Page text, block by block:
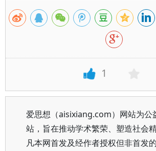
1
爱思想（aisixiang.com）网站为公
站，旨在推动学术繁荣、塑造社会精
凡本网首发及经作者授权但非首发